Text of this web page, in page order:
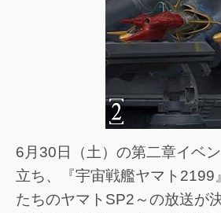
6月30日（土）の第二章イベ
立ち、『宇宙戦艦ヤマト2199
たちのヤマトSP2～の放送が